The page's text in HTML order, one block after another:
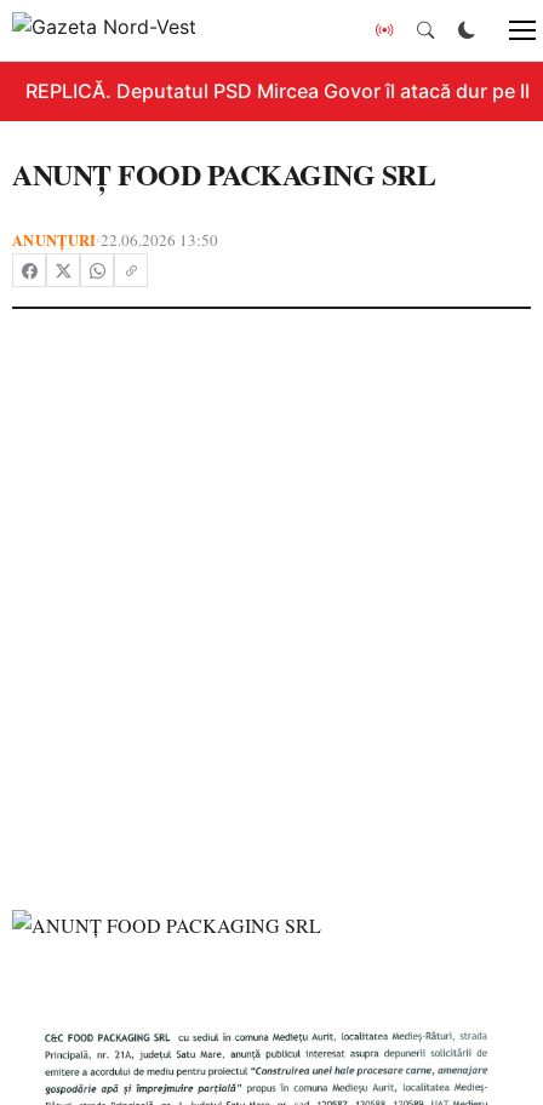
REPLICĂ. Deputatul PSD Mircea Govor îl atacă dur pe
ANUNȚ FOOD PACKAGING SRL
ANUNȚURI•22.06.2026 13:50